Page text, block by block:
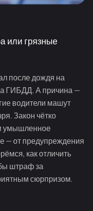
или грязные
после дождя на
ГИБДД. А причина —
водители машут
Закон чётко
умышленное
— от предупреждения
как отличить
штраф за
сюрпризом.